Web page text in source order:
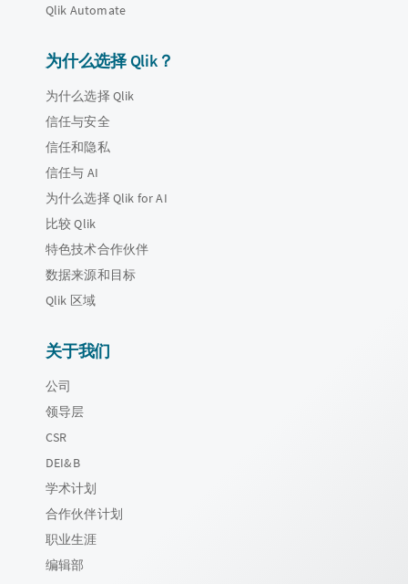
Qlik Automate
为什么选择 Qlik？
为什么选择 Qlik
信任与安全
信任和隐私
信任与 AI
为什么选择 Qlik for AI
比较 Qlik
特色技术合作伙伴
数据来源和目标
Qlik 区域
关于我们
公司
领导层
CSR
DEI&B
学术计划
合作伙伴计划
职业生涯
编辑部